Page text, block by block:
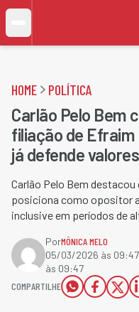
HOME POLÍTICA
Carlão Pelo Bem
filiação de Efraim
já defende
Carlão Pelo Bem
posiciona como opositor
inclusive em períodos de
PorMÔNICA MELO
05/03/2026 às 09:47
às 09:47
COMPARTILHE